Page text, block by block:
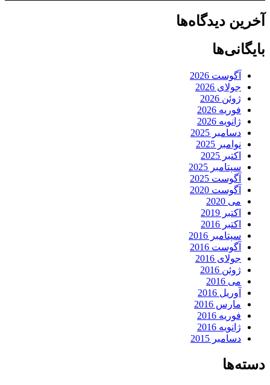
آخرین دیدگاه‌ها
بایگانی‌ها
آگوست 2026
جولای 2026
ژوئن 2026
فوریه 2026
ژانویه 2026
دسامبر 2025
نوامبر 2025
اکتبر 2025
سپتامبر 2025
آگوست 2025
آگوست 2020
می 2020
اکتبر 2019
اکتبر 2016
سپتامبر 2016
آگوست 2016
جولای 2016
ژوئن 2016
می 2016
آوریل 2016
مارس 2016
فوریه 2016
ژانویه 2016
دسامبر 2015
دسته‌ها